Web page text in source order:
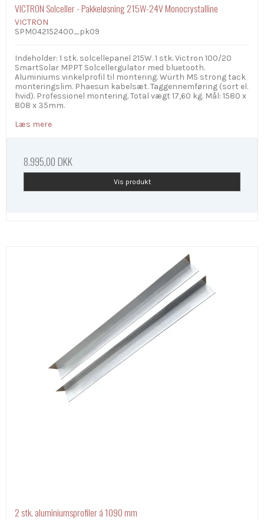
VICTRON Solceller - Pakkeløsning 215W-24V Monocrystalline
VICTRON
SPM042152400_pk09
Indeholder: 1 stk. solcellepanel 215W. 1 stk. Victron 100/20
SmartSolar MPPT Solcellergulator med bluetooth.
Aluminiums vinkelprofil til montering. Würth MS strong tack
monteringslim. Phaesun kabelsæt. Taggennemføring (sort el.
hvid). Professionel montering. Total vægt 17,60 kg. Mål: 1580 x
808 x 35mm.
Læs mere
8.995,00 DKK
Vis produkt
2 stk. aluminiumsprofiler á 1090 mm